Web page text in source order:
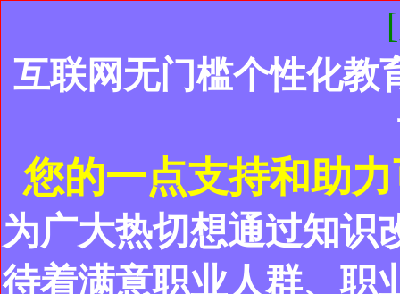
互联网无门槛个性化教
您的一点支持和助
为广大热切想通过知识
待着满意职业人群、职